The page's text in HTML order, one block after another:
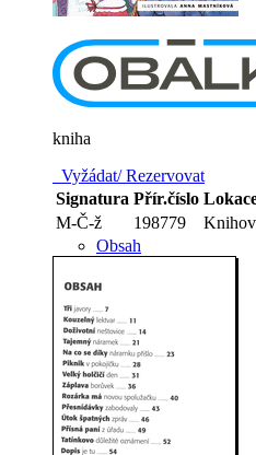
kniha
Vyžádat/ Rezervovat
Signatura Přír.číslo
M-Č-ž
198779
Obsah